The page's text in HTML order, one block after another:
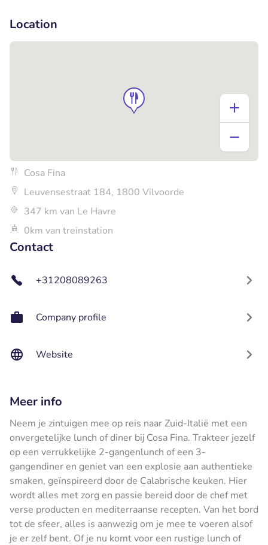
Location
Cosa Fina
Leuvensestraat 184, 1800 Vilvoorde
347 km van Le Havre
0km van treinstation
Contact
+31208089263
Company profile
Website
Meer info
Neem je zintuigen mee op reis naar Zuid-Italië met een
onvergetelijke lunch of diner bij Cosa Fina. Trakteer jezelf
op een verrukkelijke 2-gangenlunch of een 3-
gangendiner en geniet van een explosie aan authentieke
smaken, geïnspireerd door de Calabrische keuken. Hier
wordt alles met zorg en passie bereid door de chef met
verse producten en mediterraanse recepten. Van het bord
tot de sfeer, alles is aanwezig om je mee te voeren alsof
je er zelf bent. Of je nu komt voor een rustige lunch of